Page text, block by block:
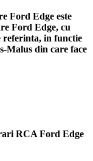
Ford Edge este
Ford Edge, cu
referinta, in functie
Malus din care face
RCA Ford Edge